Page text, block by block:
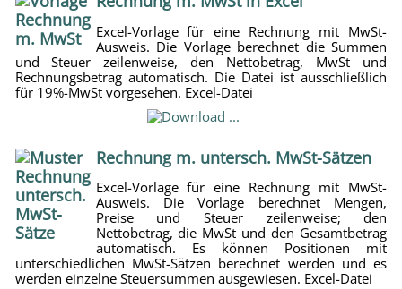
Excel-Vorlage für eine Rechnung mit MwSt-
Ausweis. Die Vorlage berechnet die Summen
und Steuer zeilenweise, den Nettobetrag, MwSt und
Rechnungsbetrag automatisch. Die Datei ist ausschließlich
für 19%-MwSt vorgesehen. Excel-Datei
Rechnung m. untersch. MwSt-Sätzen
Excel-Vorlage für eine Rechnung mit MwSt-
Ausweis. Die Vorlage berechnet Mengen,
Preise und Steuer zeilenweise; den
Nettobetrag, die MwSt und den Gesamtbetrag
automatisch. Es können Positionen mit
unterschiedlichen MwSt-Sätzen berechnet werden und es
werden einzelne Steuersummen ausgewiesen. Excel-Datei